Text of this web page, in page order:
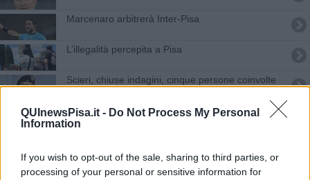
QUInewsPisa.it - Do Not Process My Personal
Information
If you wish to opt-out of the sale, sharing to third parties, or
processing of your personal or sensitive information for
Marcenaro arbitrerà Inter-Pisa
L’illegalità percepita a Pisa
Scieri, chiuse indagini, cinque persone coinvolte
Gli storici vessilli danno il benvenuto in città
Educazione stradale per "Educare alla vita"